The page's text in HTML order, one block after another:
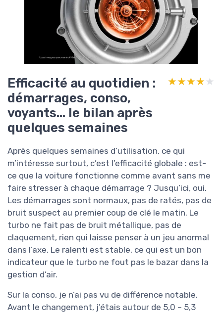
Efficacité au quotidien :
démarrages, conso,
voyants… le bilan après
quelques semaines
★★★★★
★★★★★
Après quelques semaines d’utilisation, ce qui
m’intéresse surtout, c’est l’efficacité globale : est-
ce que la voiture fonctionne comme avant sans me
faire stresser à chaque démarrage ? Jusqu’ici, oui.
Les démarrages sont normaux, pas de ratés, pas de
bruit suspect au premier coup de clé le matin. Le
turbo ne fait pas de bruit métallique, pas de
claquement, rien qui laisse penser à un jeu anormal
dans l’axe. Le ralenti est stable, ce qui est un bon
indicateur que le turbo ne fout pas le bazar dans la
gestion d’air.
Sur la conso, je n’ai pas vu de différence notable.
Avant le changement, j’étais autour de 5,0 – 5,3